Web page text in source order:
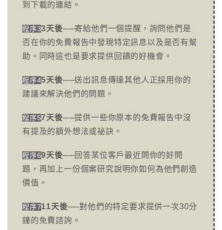
到下載的連結。
程序33天後──寄給他們一個提醒，詢問他們是
否在你的免費報告中發現特定訊息以及是否有幫
助。同時這也是要求提供回饋的好機會。
程序45天後──送出訊息傳達其他人正採用你的
建議來解決他們的問題。
程序57天後──提供一些你原本的免費報告中沒
有提及的額外想法或祕訣。
程序69天後──回答某位客戶最近問你的好問
題，再加上一份個案研究說明你如何為他們創造
價值。
程序711天後──對他們的特定要求提供一次30分
鐘的免費諮詢。